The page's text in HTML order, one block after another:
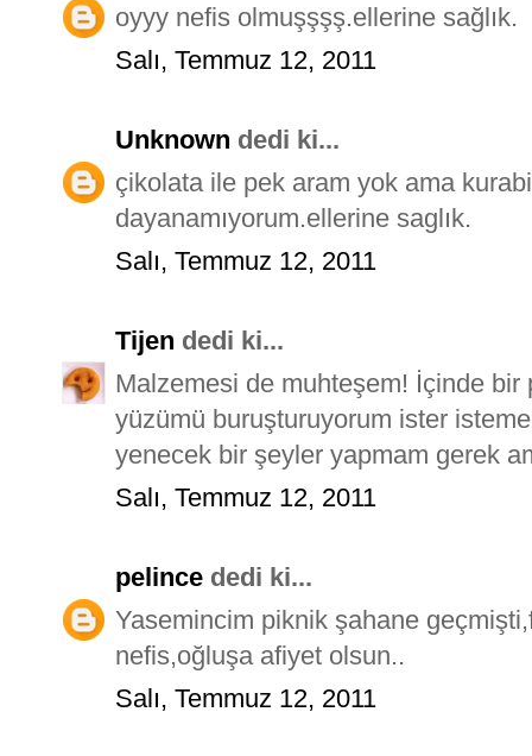
oyyy nefis olmuşşşş.ellerine sağlık.
Salı, Temmuz 12, 2011
Unknown dedi ki...
çikolata ile pek aram yok ama
dayanamıyorum.ellerine saglık.
Salı, Temmuz 12, 2011
Tijen dedi ki...
Malzemesi de muhteşem! İçinde
yüzümü buruşturuyorum ister
yenecek bir şeyler yapmam gerek
Salı, Temmuz 12, 2011
pelince dedi ki...
Yasemincim piknik şahane
nefis,oğluşa afiyet olsun..
Salı, Temmuz 12, 2011